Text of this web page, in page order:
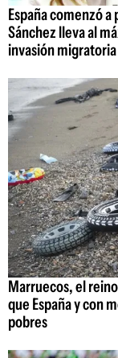
España comenzó
Sánchez lleva al
invasión
Marruecos, el
que España y con
pobres